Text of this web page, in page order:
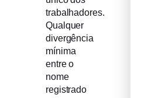
trabalhadores.
Qualquer
divergência
mínima
entre o
nome
registrado